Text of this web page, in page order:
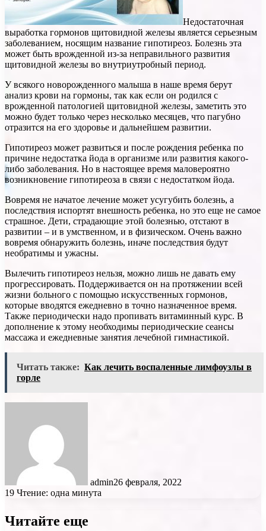
Недостаточная
выработка гормонов щитовидной железы является серьезным
заболеванием, носящим название гипотиреоз. Болезнь эта
может быть врожденной из-за неправильного развития
щитовидной железы во внутриутробный период.
У всякого новорожденного малыша в наше время берут
анализ крови на гормоны, так как если он родился с
врожденной патологией щитовидной железы, заметить это
можно будет только через несколько месяцев, что пагубно
отразится на его здоровье и дальнейшем развитии.
Гипотиреоз может развиться и после рождения ребенка по
причине недостатка йода в организме или развития какого-
либо заболевания. Но в настоящее время маловероятно
возникновение гипотиреоза в связи с недостатком йода.
Вовремя не начатое лечение может усугубить болезнь, а
последствия испортят внешность ребенка, но это еще не самое
страшное. Дети, страдающие этой болезнью, отстают в
развитии – и в умственном, и в физическом. Очень важно
вовремя обнаружить болезнь, иначе последствия будут
необратимы и ужасны.
Вылечить гипотиреоз нельзя, можно лишь не давать ему
прогрессировать. Поддерживается он на протяжении всей
жизни больного с помощью искусственных гормонов,
которые вводятся ежедневно в точно назначенное время.
Также периодически надо пропивать витаминный курс. В
дополнение к этому необходимы периодические сеансы
массажа и ежедневные занятия лечебной гимнастикой.
Читать также: Как лечить воспаленные лимфоузлы в
горле
admin26 февраля, 2022
19 Чтение: одна минута
Читайте еще